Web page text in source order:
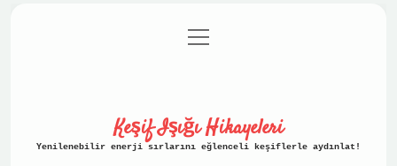
Gizlilik Politikası
menüyü
aç
Keşif Işığı Hikayeleri
Yenilenebilir enerji sırlarını eğlenceli keşiflerle aydınlat!